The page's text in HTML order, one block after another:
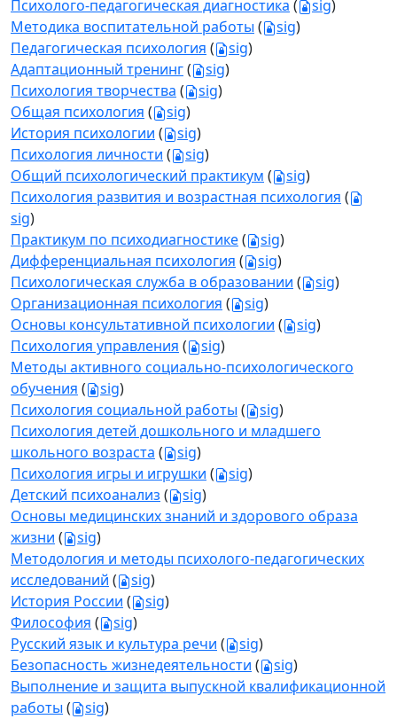
Психолого-педагогическая диагностика ( sig)
Методика воспитательной работы ( sig)
Педагогическая психология ( sig)
Адаптационный тренинг( sig)
Психология творчества ( sig)
Общая психология ( sig)
История психологии ( sig)
Психология личности ( sig)
Общий психологический практикум ( sig)
Психология развития и возрастная психология (
sig)
Практикум по психодиагностике( sig)
Дифференциальная психология ( sig)
Психологическая служба в образовании ( sig)
Организационная психология ( sig)
Основы консультативной психологии ( sig)
Психология управления ( sig)
Методы активного социально-психологического
обучения ( sig)
Психология социальной работы ( sig)
Психология детей дошкольного и младшего
школьного возраста ( sig)
Психология игры и игрушки ( sig)
Детский психоанализ ( sig)
Основы медицинских знаний и здорового образа
жизни ( sig)
Методология и методы психолого-педагогических
исследований ( sig)
История России ( sig)
Философия ( sig)
Русский язык и культура речи ( sig)
Безопасность жизнедеятельности ( sig)
Выполнение и защита выпускной квалификационной
работы ( sig)